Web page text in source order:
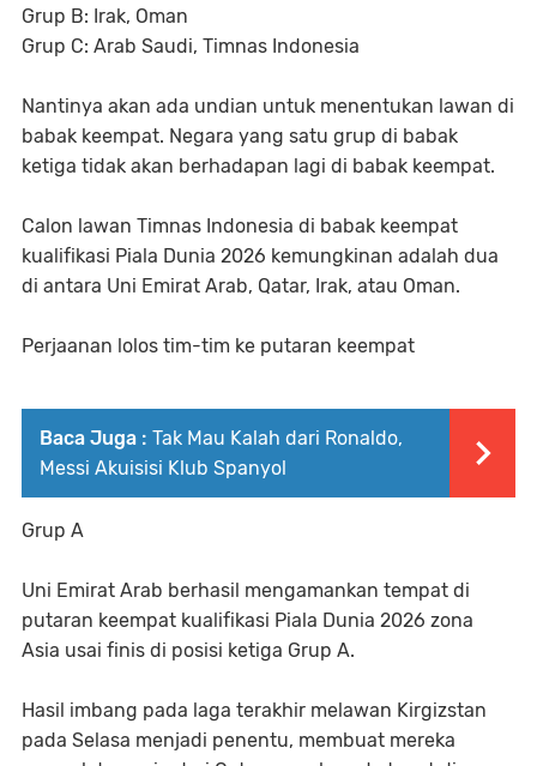
Grup B: Irak, Oman
Grup C: Arab Saudi, Timnas Indonesia
Nantinya akan ada undian untuk menentukan lawan di
babak keempat. Negara yang satu grup di babak
ketiga tidak akan berhadapan lagi di babak keempat.
Calon lawan Timnas Indonesia di babak keempat
kualifikasi Piala Dunia 2026 kemungkinan adalah dua
di antara Uni Emirat Arab, Qatar, Irak, atau Oman.
Perjaanan lolos tim-tim ke putaran keempat
Baca Juga : Tak Mau Kalah dari Ronaldo,
Messi Akuisisi Klub Spanyol
Grup A
Uni Emirat Arab berhasil mengamankan tempat di
putaran keempat kualifikasi Piala Dunia 2026 zona
Asia usai finis di posisi ketiga Grup A.
Hasil imbang pada laga terakhir melawan Kirgizstan
pada Selasa menjadi penentu, membuat mereka